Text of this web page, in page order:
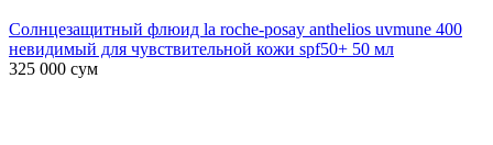
Солнцезащитный флюид la roche-posay anthelios uvmune 400
невидимый для чувствительной кожи spf50+ 50 мл
325 000 сум